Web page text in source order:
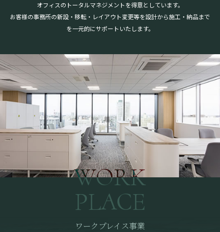
COMPANY INFO 会社案内
オフィスのトータルマネジメントを得意としています。
お客様の事務所の新設・移転・レイアウト変更等を設計から施工・納品まで
を一元的にサポートいたします。
WORK
PLACE
ワークプレイス事業